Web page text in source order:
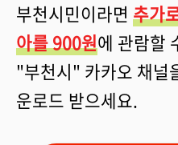
부천시민이라면 추가
아를 900원에 관람할
"부천시" 카카오 채널
운로드 받으세요.